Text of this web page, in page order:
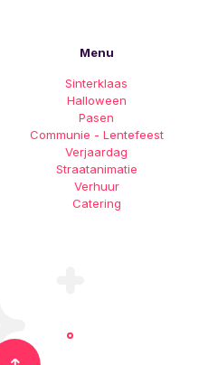
Menu
Sinterklaas
Halloween
Pasen
Communie - Lentefeest
Verjaardag
Straatanimatie
Verhuur
Catering